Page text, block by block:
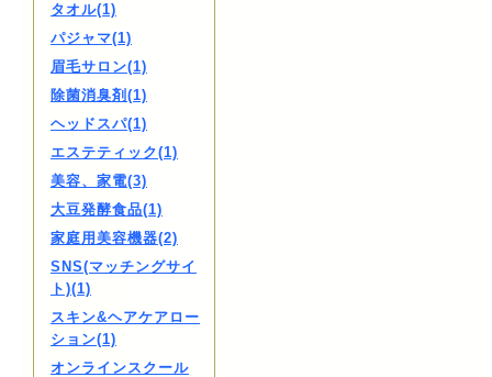
タオル(1)
パジャマ(1)
眉毛サロン(1)
除菌消臭剤(1)
ヘッドスパ(1)
エステティック(1)
美容、家電(3)
大豆発酵食品(1)
家庭用美容機器(2)
SNS(マッチングサイ
ト)(1)
スキン&ヘアケアロー
ション(1)
オンラインスクール